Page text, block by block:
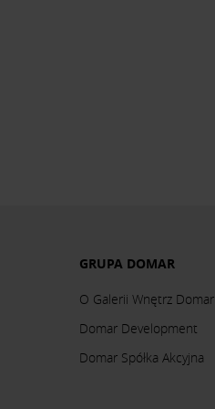
GRUPA DOMAR
O Galerii Wnętrz Domar
Domar Development
Domar Spółka Akcyjna